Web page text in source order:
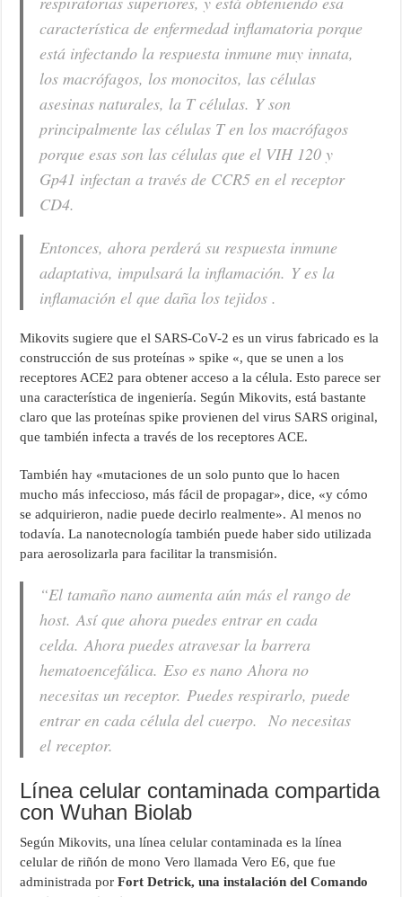
característica de enfermedad inflamatoria porque
está infectando la respuesta inmune muy innata,
los macrófagos, los monocitos, las células
asesinas naturales, la T células. Y son
principalmente las células T en los macrófagos
porque esas son las células que el VIH 120 y
Gp41 infectan a través de CCR5 en el receptor
CD4.
Entonces, ahora perderá su respuesta inmune
adaptativa, impulsará la inflamación. Y es la
inflamación el que daña los tejidos .
Mikovits sugiere que el SARS-CoV-2 es un virus fabricado es la
construcción de sus proteínas » spike «, que se unen a los
receptores ACE2 para obtener acceso a la célula. Esto parece ser
una característica de ingeniería. Según Mikovits, está bastante
claro que las proteínas spike provienen del virus SARS original,
que también infecta a través de los receptores ACE.
También hay «mutaciones de un solo punto que lo hacen
mucho más infeccioso, más fácil de propagar», dice, «y cómo
se adquirieron, nadie puede decirlo realmente». Al menos no
todavía. La nanotecnología también puede haber sido utilizada
para aerosolizarla para facilitar la transmisión.
“El tamaño nano aumenta aún más el rango de
host. Así que ahora puedes entrar en cada
celda. Ahora puedes atravesar la barrera
hematoencefálica. Eso es nano Ahora no
necesitas un receptor. Puedes respirarlo, puede
entrar en cada célula del cuerpo. No necesitas
el receptor.
Línea celular contaminada compartida
con Wuhan Biolab
Según Mikovits, una línea celular contaminada es la línea
celular de riñón de mono Vero llamada Vero E6, que fue
administrada porFort Detrick, una instalación del Comando